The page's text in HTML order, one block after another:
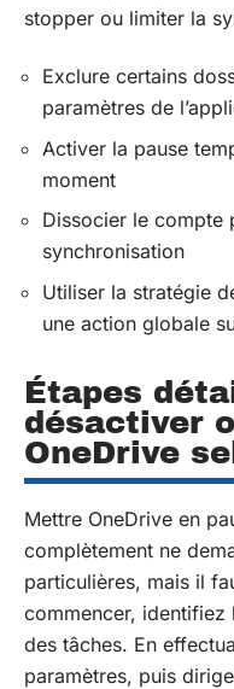
stopper ou limiter la
Exclure certains
paramètres de
Activer la pause
moment
Dissocier le compte
synchronisation
Utiliser la stratégie
une action globale
Étapes
désactiver
OneDrive
Mettre OneDrive en
complètement ne
particulières, mais il
commencer, identifiez
des tâches. En
paramètres, puis